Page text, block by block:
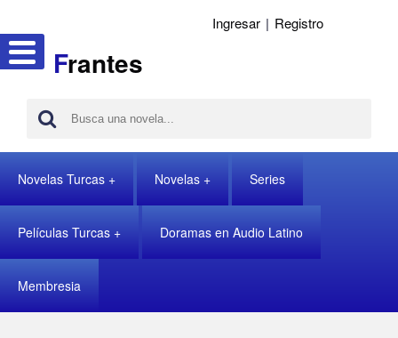
Frantes
Ingresar | Registro
Novelas Turcas Novelas Series
Películas Turcas Doramas en Audio Latino
Membresia